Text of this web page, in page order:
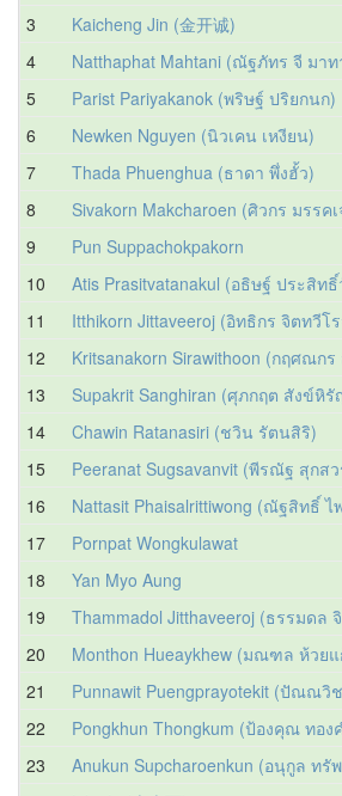
3
Kaicheng Jin (金开诚)
4
Natthaphat Mahtani (ณัฐภัทร จี มา
5
Parist Pariyakanok (พริษฐ์ ปริยกนก)
6
Newken Nguyen (นิวเคน เหงียน)
7
Thada Phuenghua (ธาดา พึ่งฮั้ว)
8
Sivakorn Makcharoen (ศิวกร มรรค
9
Pun Suppachokpakorn
10
Atis Prasitvatanakul (อธิษฐ์ ประสิท
11
Itthikorn Jittaveeroj (อิทธิกร จิตทวีโ
12
Kritsanakorn Sirawithoon (กฤศณกร
13
Supakrit Sanghiran (ศุภกฤต สังข์หิ
14
Chawin Ratanasiri (ชวิน รัตนสิริ)
15
Peeranat Sugsavanvit (พีรณัฐ สุกส
16
Nattasit Phaisalrittiwong (ณัฐสิทธิ์
17
Pornpat Wongkulawat
18
Yan Myo Aung
19
Thammadol Jitthaveeroj (ธรรมดล
20
Monthon Hueaykhew (มณฑล ห้วยแ
21
Punnawit Puengprayotekit (ปัณณ
22
Pongkhun Thongkum (ป้องคุณ ทอง
23
Anukun Supcharoenkun (อนุกูล ทรั